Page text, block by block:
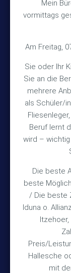
Mein
vormittags
Am Freitag,
Sie oder Ihr
Sie an die
mehrere
als Schüler/
Beruf lernt
wird –
Die beste
beste
/ Die beste
Iduna o.
Preis/
Hallesche
mit